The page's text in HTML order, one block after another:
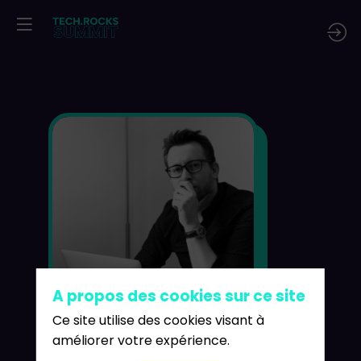
AC
A propos des cookies sur ce site
Ce site utilise des cookies visant à
améliorer votre expérience.